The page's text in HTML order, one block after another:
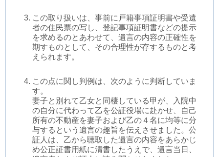
この取り扱いは、事前に戸籍事項証明書や受遺
者の住民票の写し、登記事項証明書などの提示
を求めるのとあわせて、遺言の内容の正確性を
期すものとして、その合理性が存するものと考
えられます。
この点に関し判例は、次のように判断していま
す。
妻子と別れて乙女と同棲している甲が、入院中
の自分に代わって乙を公証役場に赴かせ、自己
所有の不動産を妻子および乙の４名に均等に分
与するという遺言の趣旨を伝えさせました。公
証人は、乙から聴取した遺言の内容をあらかじ
め公正証書用紙に清書したうえで、遺言当日、